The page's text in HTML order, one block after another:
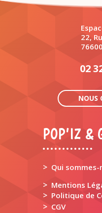
22,
02
NOUS
POP’IZ &
> Qui sommes-
> Mentions
> Politique de
> CGV